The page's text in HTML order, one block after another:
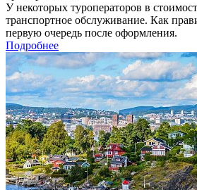
У некоторых туроператоров в
транспортное обслуживание. Как
первую очередь после оформления.
Подробнее